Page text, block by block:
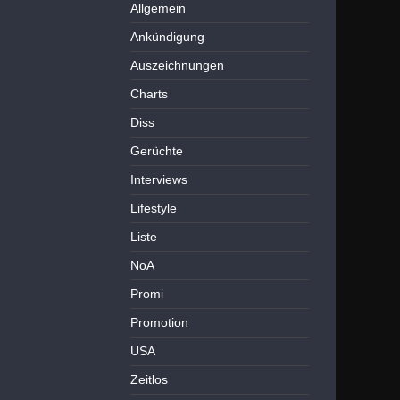
Allgemein
Ankündigung
Auszeichnungen
Charts
Diss
Gerüchte
Interviews
Lifestyle
Liste
NoA
Promi
Promotion
USA
Zeitlos